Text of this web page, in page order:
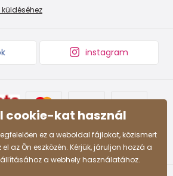
instagram
cookie-kat használ
ez a weboldal fájlokat, közismert
az Ön eszközén. Kérjük, járuljon hozzá a
a webhely használatához.